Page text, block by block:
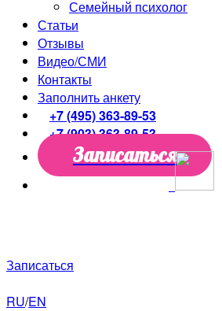
Семейный психолог
Статьи
Отзывы
Видео/СМИ
Контакты
Заполнить анкету
+7 (495) 363-89-53
+7 (903) 363-89-53
Записаться
Записаться
RU/EN